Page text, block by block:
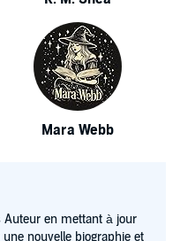
Mara Webb
Auteur en mettant à jour
nouvelle biographie et